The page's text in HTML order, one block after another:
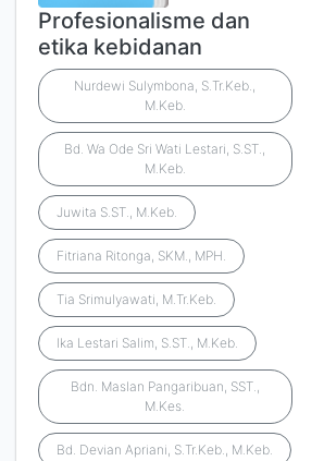
Profesionalisme dan
etika kebidanan
Nurdewi Sulymbona, S.Tr.Keb.,
M.Keb.
Bd. Wa Ode Sri Wati Lestari, S.ST.,
M.Keb.
Juwita S.ST., M.Keb.
Fitriana Ritonga, SKM., MPH.
Tia Srimulyawati, M.Tr.Keb.
Ika Lestari Salim, S.ST., M.Keb.
Bdn. Maslan Pangaribuan, SST.,
M.Kes.
Bd. Devian Apriani, S.Tr.Keb., M.Keb.